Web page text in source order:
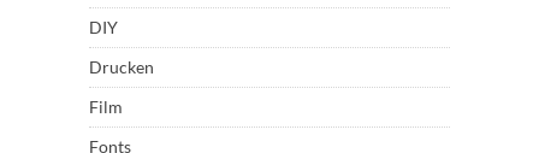
DIY
Drucken
Film
Fonts